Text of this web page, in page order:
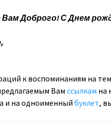
Вам Доброго! С Днем
к воспоминаниям на
Вам ссылкам на
и на одноименный буклет,